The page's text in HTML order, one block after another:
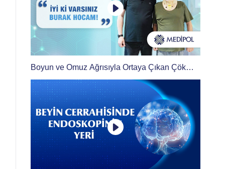
Boyun ve Omuz Ağrısıyla Ortaya Çıkan Çökme
Kırığı ve Plazmastom Tedavisi